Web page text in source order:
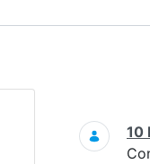
Ricerca
10